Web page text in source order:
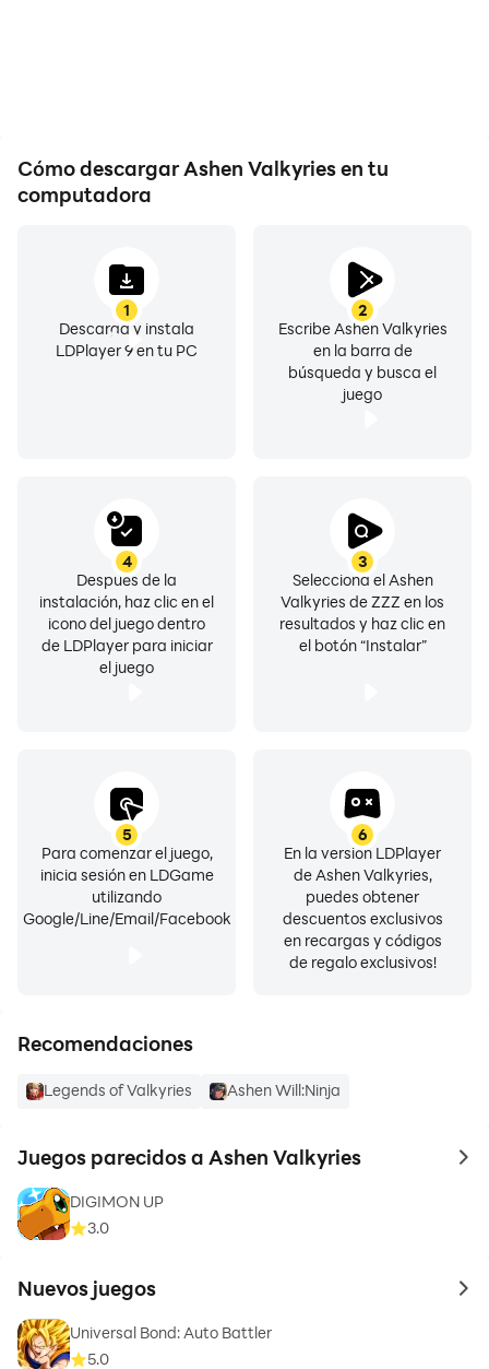
Cómo descargar Ashen Valkyries en tu
computadora
1
Descarga y instala
LDPlayer 9 en tu PC
2
Escribe Ashen Valkyries
en la barra de
búsqueda y busca el
juego
3
Selecciona el Ashen
Valkyries de ZZZ en los
resultados y haz clic en
el botón “Instalar”
4
Después de la
instalación, haz clic en el
icono del juego dentro
de LDPlayer para iniciar
el juego
5
Para comenzar el juego,
inicia sesión en LDGame
utilizando
Google/Line/Email/Facebook
6
En la versión LDPlayer
de Ashen Valkyries,
puedes obtener
descuentos exclusivos
en recargas y códigos
de regalo exclusivos!
Recomendaciones
Legends of Valkyries Ashen Will:Ninja
Juegos parecidos a Ashen Valkyries to
DIGIMON UP
3.0
Nuevos juegos to
Universal Bond: Auto Battler
5.0